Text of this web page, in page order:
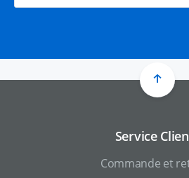
Service
Commande et